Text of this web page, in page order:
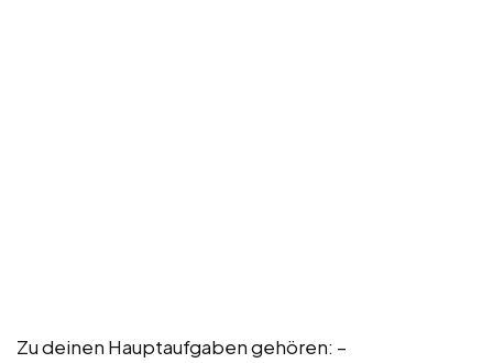
Zu deinen Hauptaufgaben gehören: –